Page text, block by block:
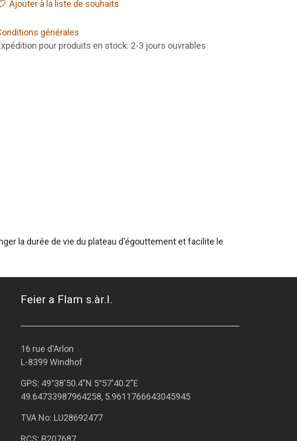
Ajouter à la liste de souhaits
générales
pour produits en stock: 2-3 jours ouvrables
la durée de vie du plateau d'égouttement et facilite le
Feier a Flam s.àr.l.
16 rue d'Arlon
L-8399 Windhof
GPS: 49°38'50.4"N 5°57'40.2"E
49.64733987964258, 5.9611766643045945
TVA No: LU28692477
RCS: B207687